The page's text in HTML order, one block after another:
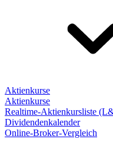
Aktienkurse
Aktienkurse
Realtime-Aktienkursliste
Dividendenkalender
Online-Broker-Vergleich